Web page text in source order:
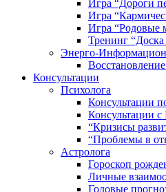
Игра “Дороги
Игра
Игра “Родовые
Тренинг
Энерго-
Консультации
Психолога
Консультации
Консультации
“Кризисы
“Проблемы в
Астролога
Гороскоп
Личные
Годовые